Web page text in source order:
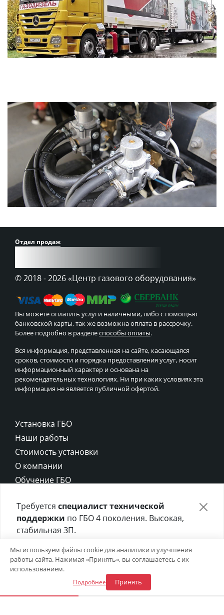
Отдел продаж
© 2018 - 2026 «Центр газового оборудования»
Вы можете оплатить услуги наличными, либо с помощью
банковской карты, так же возможна оплата в рассрочку.
Более подробно в разделеспособы оплаты.
Вся информация, представленная на сайте, касающаяся
сроков, стоимости и порядка предоставления услуг, носит
информационный характер и основана на
рекомендательных технологиях. Ни при каких условиях эта
информация не является публичной офертой.
Установка ГБО
Наши работы
Стоимость установки
О компании
Обучение ГБО
Карта сайта
Политика конфиденциальности
Политика cookie
Мы используем файлы cookie для аналитики и улучшения
работы сайта. Нажимая «Принять», вы соглашаетесь с их
использованием.
Подробнее Принять
Требуется специалист технической
поддержки по ГБО 4 поколения. Высокая,
стабильная ЗП.
Отправьте своё резюме в форме ниже 👇
Откликнуться на вакансию